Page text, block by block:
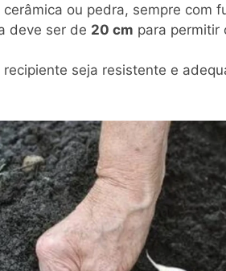
ou pedra, sempre com
deve ser de 20 cm para permitir
seja resistente e